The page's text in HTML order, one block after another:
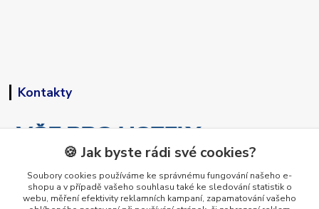
Kontakty
+420 773 794 023
🍪 Jak byste rádi své cookies?
Soubory cookies používáme ke správnému fungování našeho e-
shopu a v případě vašeho souhlasu také ke sledování statistik o
webu, měření efektivity reklamních kampaní, zapamatování vašeho